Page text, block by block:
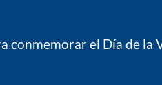
conmemorar el Día de la